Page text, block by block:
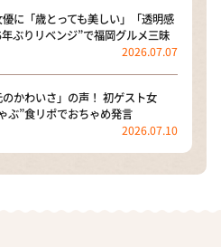
優に「歳とっても美しい」「透明感
ぶりリベンジ”で福岡グルメ三昧
2026.07.07
のかわいさ」の声！ 初ゲスト女
ぶ”食リポでおちゃめ発言
2026.07.10